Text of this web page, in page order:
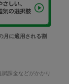
月に適用される割
課金などがかかり